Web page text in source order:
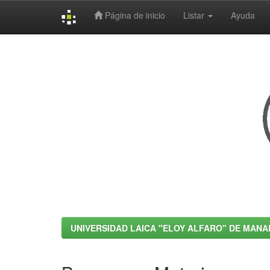
Página de inicio Listar Ayuda
UNIVERSIDAD LAICA "ELOY ALFARO" DE